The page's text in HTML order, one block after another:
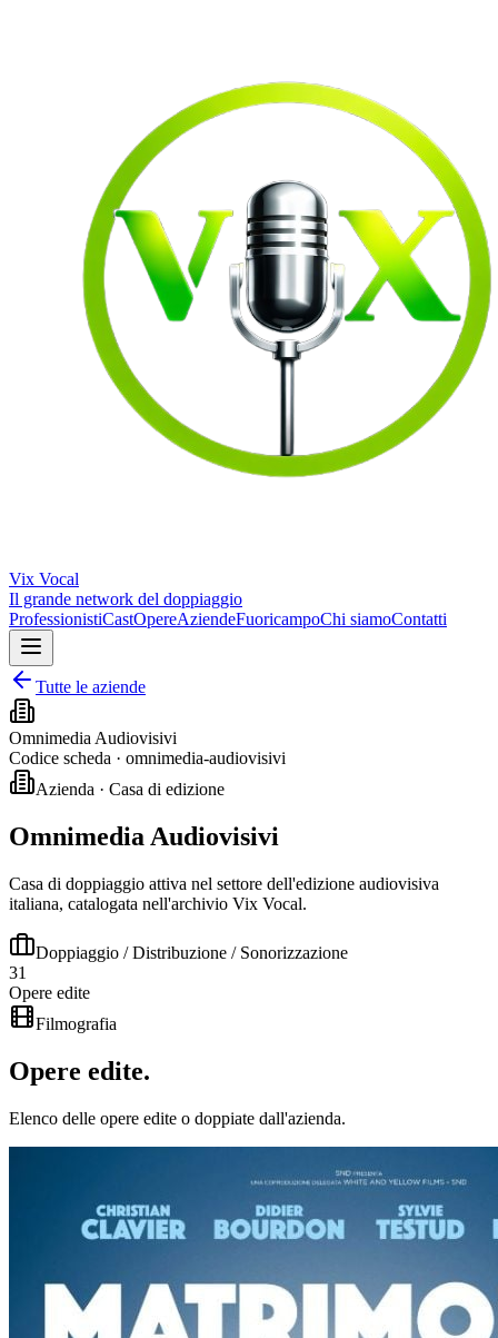
Vix Vocal
Il grande network del doppiaggio
ProfessionistiCastOpereAziendeFuoricampoChi siamoContatti
Tutte le aziende
Omnimedia Audiovisivi
Codice scheda · omnimedia-audiovisivi
Azienda · Casa di edizione
Omnimedia Audiovisivi
Casa di doppiaggio attiva nel settore dell'edizione audiovisiva
italiana, catalogata nell'archivio Vix Vocal.
Doppiaggio / Distribuzione / Sonorizzazione
31
Opere edite
Filmografia
Opere edite.
Elenco delle opere edite o doppiate dall'azienda.